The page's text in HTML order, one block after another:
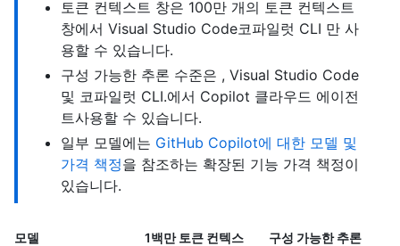
토큰 컨텍스트 창은 100만 개의 토큰 컨텍스트
창에서 Visual Studio Code코파일럿 CLI 만 사
용할 수 있습니다.
구성 가능한 추론 수준은 , Visual Studio Code
및 코파일럿 CLI.에서 Copilot 클라우드 에이전
트사용할 수 있습니다.
일부 모델에는 GitHub Copilot에 대한 모델 및
가격 책정을 참조하는 확장된 기능 가격 책정이
있습니다.
모델
1백만 토큰 컨텍스
구성 가능한 추론